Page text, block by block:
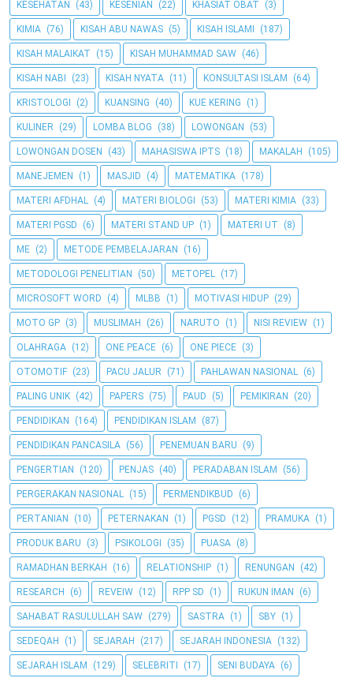
KESEHATAN (43) KESENIAN (22) KHASIAT OBAT (3)
KIMIA (76) KISAH ABU NAWAS (5) KISAH ISLAMI (187)
KISAH MALAIKAT (15) KISAH MUHAMMAD SAW (46)
KISAH NABI (23) KISAH NYATA (11) KONSULTASI ISLAM (64)
KRISTOLOGI (2) KUANSING (40) KUE KERING (1)
KULINER (29) LOMBA BLOG (38) LOWONGAN (53)
LOWONGAN DOSEN (43) MAHASISWA IPTS (18) MAKALAH (105)
MANEJEMEN (1) MASJID (4) MATEMATIKA (178)
MATERI AFDHAL (4) MATERI BIOLOGI (53) MATERI KIMIA (33)
MATERI PGSD (6) MATERI STAND UP (1) MATERI UT (8)
ME (2) METODE PEMBELAJARAN (16)
METODOLOGI PENELITIAN (50) METOPEL (17)
MICROSOFT WORD (4) MLBB (1) MOTIVASI HIDUP (29)
MOTO GP (3) MUSLIMAH (26) NARUTO (1) NISI REVIEW (1)
OLAHRAGA (12) ONE PEACE (6) ONE PIECE (3)
OTOMOTIF (23) PACU JALUR (71) PAHLAWAN NASIONAL (6)
PALING UNIK (42) PAPERS (75) PAUD (5) PEMIKIRAN (20)
PENDIDIKAN (164) PENDIDIKAN ISLAM (87)
PENDIDIKAN PANCASILA (56) PENEMUAN BARU (9)
PENGERTIAN (120) PENJAS (40) PERADABAN ISLAM (56)
PERGERAKAN NASIONAL (15) PERMENDIKBUD (6)
PERTANIAN (10) PETERNAKAN (1) PGSD (12) PRAMUKA (1)
PRODUK BARU (3) PSIKOLOGI (35) PUASA (8)
RAMADHAN BERKAH (16) RELATIONSHIP (1) RENUNGAN (42)
RESEARCH (6) REVEIW (12) RPP SD (1) RUKUN IMAN (6)
SAHABAT RASULULLAH SAW (279) SASTRA (1) SBY (1)
SEDEQAH (1) SEJARAH (217) SEJARAH INDONESIA (132)
SEJARAH ISLAM (129) SELEBRITI (17) SENI BUDAYA (6)